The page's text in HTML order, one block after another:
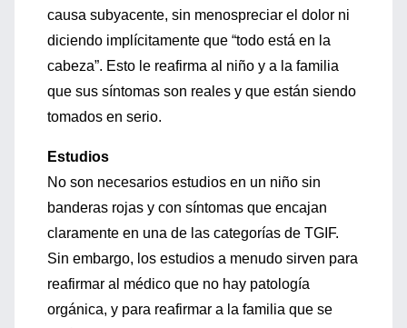
causa subyacente, sin menospreciar el dolor ni
diciendo implícitamente que “todo está en la
cabeza”. Esto le reafirma al niño y a la familia
que sus síntomas son reales y que están siendo
tomados en serio.
Estudios
No son necesarios estudios en un niño sin
banderas rojas y con síntomas que encajan
claramente en una de las categorías de TGIF.
Sin embargo, los estudios a menudo sirven para
reafirmar al médico que no hay patología
orgánica, y para reafirmar a la familia que se